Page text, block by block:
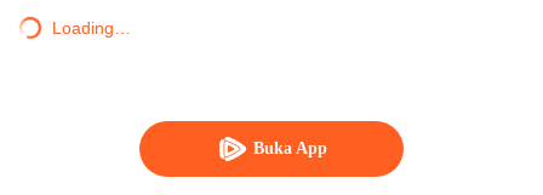
Buka App
Loading…